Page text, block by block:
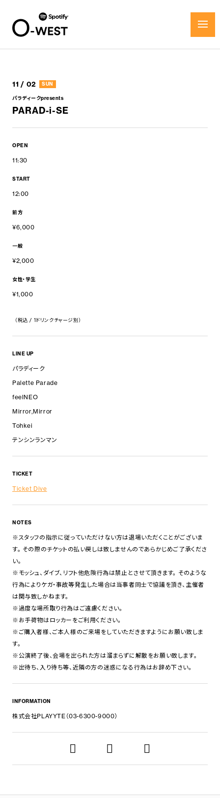
11 / 02 SUN
パラディークpresents
PARAD-i-SE
OPEN
11:30
START
12:00
前方
¥6,000
一般
¥2,000
女性・学生
¥1,000
（税込 / 1ドリンクチャージ別）
LINE UP
パラディーク
Palette Parade
feelNEO
Mirror,Mirror
Tohkei
テンシンランマン
TICKET
Ticket Dive
NOTES
※スタッフの指示に従っていただけない方は退場いただくことがございま
す。 その際のチケットの払い戻しは致しませんのであらかじめご了承くださ
い。
※モッシュ、ダイブ、リフト他危険行為は禁止とさせて頂きます。 そのような
行為によりケガ・事故等発生した場合は当事者同士で協議を頂き、主催者
は関与致しかねます。
※過度な場所取り行為はご遠慮ください。
※お手荷物はロッカーをご利用ください。
※ご購入者様、ご本人様のご来場をしていただきますようにお願い致しま
す。
※公演終了後、会場を出られた方は溜まらずに解散をお願い致します。
※出待ち、入り待ち等、近隣の方の迷惑になる行為はお辞め下さい。
INFORMATION
株式会社PLAYYTE（03-6300-9000）